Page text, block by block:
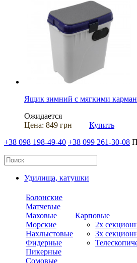
Ящик зимний с мягкими
Ожидается
Цена: 849 грн
Купить
+38 098 198-49-40 +38 099 261-30-08
Удилища, катушки
Болонские
Матчевые
Маховые
Морские
Нахлыстовые
Фидерные
Пикерные
Сомовые
Карповые
2х
3х